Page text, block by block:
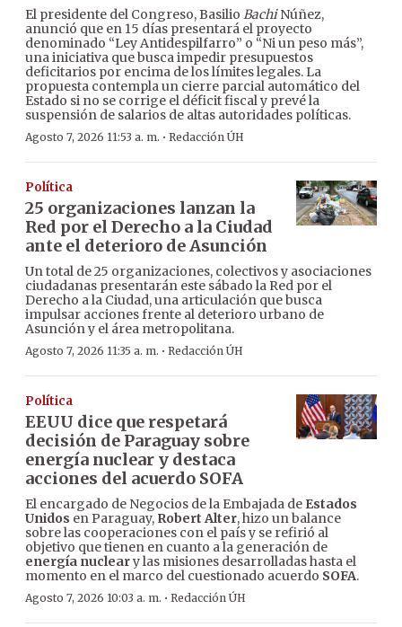
El presidente del Congreso, Basilio BachiNúñez,
anunció que en 15 días presentará el proyecto
denominado “Ley Antidespilfarro” o “Ni un peso más”,
una iniciativa que busca impedir presupuestos
deficitarios por encima de los límites legales. La
propuesta contempla un cierre parcial automático del
Estado si no se corrige el déficit fiscal y prevé la
suspensión de salarios de altas autoridades políticas.
Agosto 7, 2026 11:53 a. m. · Redacción ÚH
Política
25 organizaciones lanzan la
Red por el Derecho a la Ciudad
ante el deterioro de Asunción
Un total de 25 organizaciones, colectivos y asociaciones
ciudadanas presentarán este sábado la Red por el
Derecho a la Ciudad, una articulación que busca
impulsar acciones frente al deterioro urbano de
Asunción y el área metropolitana.
Agosto 7, 2026 11:35 a. m. · Redacción ÚH
Política
EEUU dice que respetará
decisión de Paraguay sobre
energía nuclear y destaca
acciones del acuerdo SOFA
El encargado de Negocios de la Embajada de Estados
Unidos en Paraguay, Robert Alter, hizo un balance
sobre las cooperaciones con el país y se refirió al
objetivo que tienen en cuanto a la generación de
energía nucleary las misiones desarrolladas hasta el
momento en el marco del cuestionado acuerdo SOFA.
Agosto 7, 2026 10:03 a. m. · Redacción ÚH